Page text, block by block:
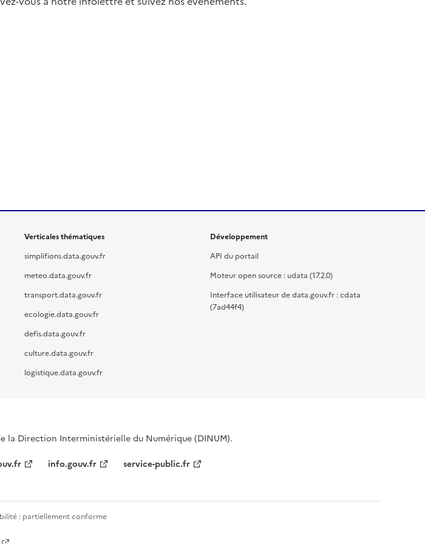
Verticales thématiques
simplifions.data.gouv.fr
meteo.data.gouv.fr
transport.data.gouv.fr
ecologie.data.gouv.fr
defis.data.gouv.fr
culture.data.gouv.fr
logistique.data.gouv.fr
Développement
API du portail
Moteur open source : udata (17.2.0)
Interface utilisateur de data.gouv.fr : cdata
(7ad44f4)
la Direction Interministérielle du Numérique (DINUM).
info.gouv.fr service-public.fr
: partiellement conforme